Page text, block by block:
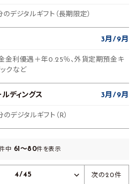
デジタルギフト（長期限定）
3月 9月
金利優遇＋年0.25％、外貨定期預金キ
クなど
ルディングス 3月 9月
デジタルギフト（R）
中 61～80件を表示
4/45 次の20件